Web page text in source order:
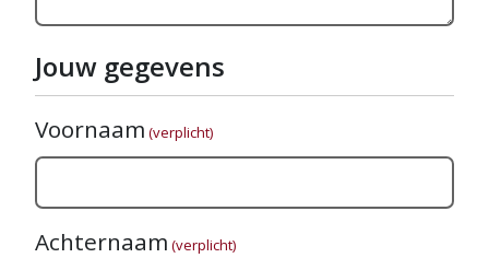
Jouw gegevens
Voornaam (verplicht)
Achternaam (verplicht)